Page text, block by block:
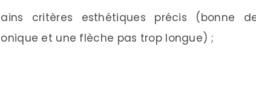
critères esthétiques précis (bonne
et une flèche pas trop longue) ;